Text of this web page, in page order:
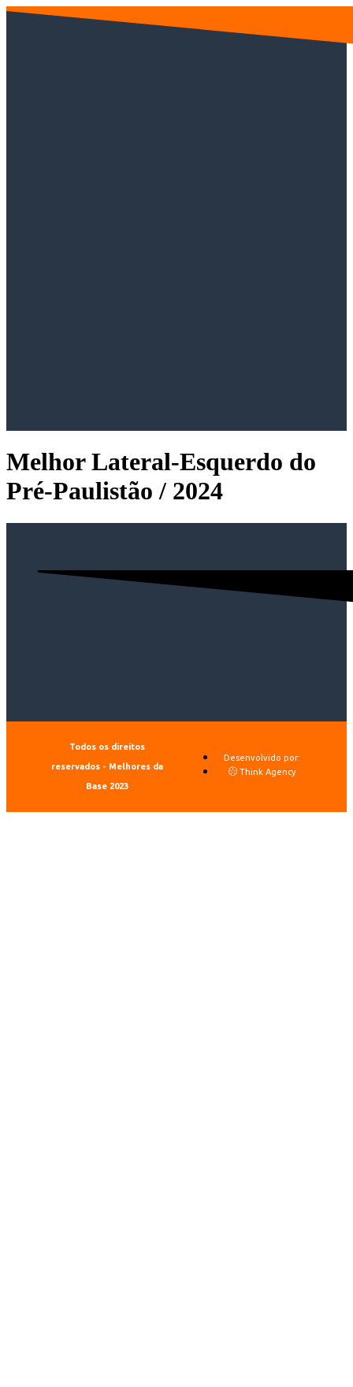
Melhor Lateral-Esquerdo do
Pré-Paulistão / 2024
Todos os direitos
reservados - Melhores da
Base 2023
Desenvolvido por:
Think Agency